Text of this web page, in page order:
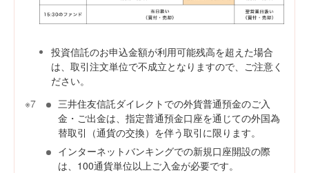
投資信託のお申込金額が利用可能残高を超えた場合
は、取引注文単位で不成立となりますので、ご注意く
ださい。
※7
三井住友信託ダイレクトでの外貨普通預金のご入
金・ご出金は、指定普通預金口座を通じての外国為
替取引（通貨の交換）を伴う取引に限ります。
インターネットバンキングでの新規口座開設の際
は、100通貨単位以上ご入金が必要です。